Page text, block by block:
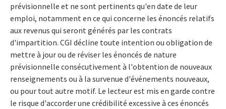
prévisionnelle et ne sont pertinents qu'en date de leur
emploi, notamment en ce qui concerne les énoncés relatifs
aux revenus qui seront générés par les contrats
d'impartition. CGI décline toute intention ou obligation de
mettre à jour ou de réviser les énoncés de nature
prévisionnelle consécutivement à l'obtention de nouveaux
renseignements ou à la survenue d'événements nouveaux,
ou pour tout autre motif. Le lecteur est mis en garde contre
le risque d'accorder une crédibilité excessive à ces énoncés